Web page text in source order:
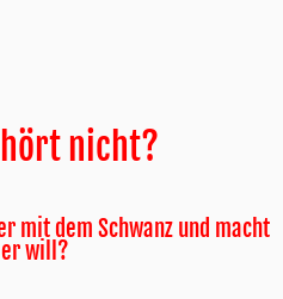
hört nicht?
mit dem Schwanz und macht
will?